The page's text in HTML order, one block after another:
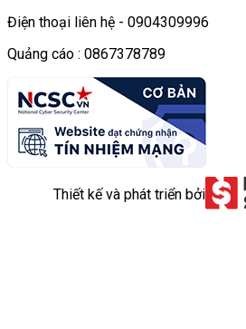
Điện thoại liên hệ - 0904309996
Quảng cáo : 0867378789
Thiết kế và phát triển bởi